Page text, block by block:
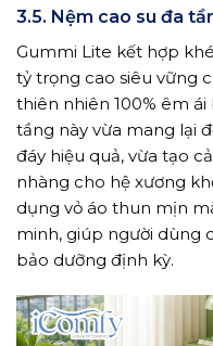
3.5. Nệm cao su đa
Gummi Lite kết hợp
tỷ trọng cao siêu vững
thiên nhiên 100% êm
tầng này vừa mang lại
đáy hiệu quả, vừa tạo
nhàng cho hệ xương
dụng vỏ áo thun mịn
minh, giúp người dùng
bảo dưỡng định kỳ.